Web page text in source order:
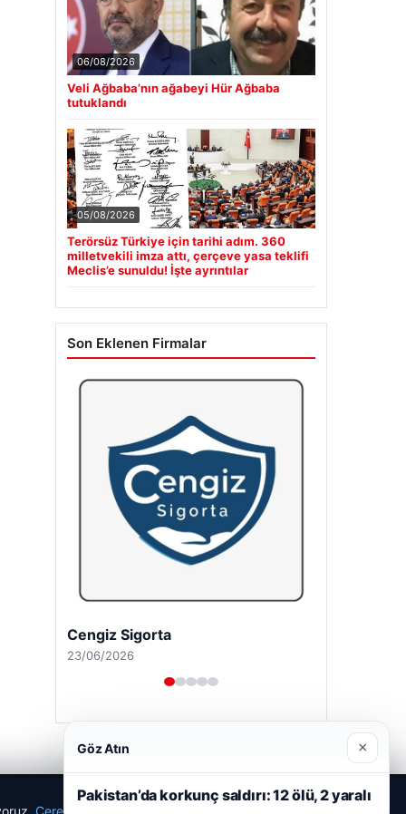
06/08/2026
Veli Ağbaba’nın ağabeyi Hür Ağbaba
tutuklandı
05/08/2026
Terörsüz Türkiye için tarihi adım. 360
milletvekili imza attı, çerçeve yasa teklifi
Meclis’e sunuldu! İşte ayrıntılar
Son Eklenen Firmalar
Cengiz Sigorta
23/06/2026
Çerez Politikamız
Göz Atın ×
Pakistan’da korkunç saldırı: 12 ölü, 2 yaralı